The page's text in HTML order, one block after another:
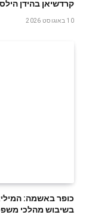
קרדשיאן בהידן
10 באוגוסט 2026
כופר באשמה:
בשיבוש מהלכי